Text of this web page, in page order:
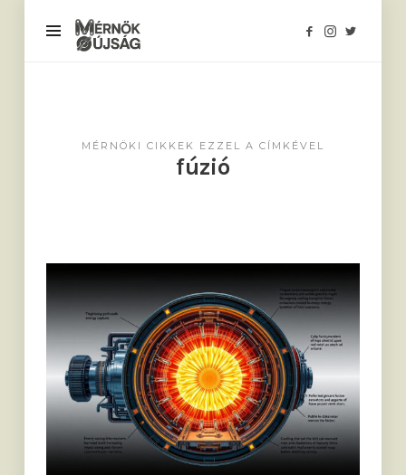
Mérnökújság
MÉRNÖKI CIKKEK EZZEL A CÍMKÉVEL
fúzió